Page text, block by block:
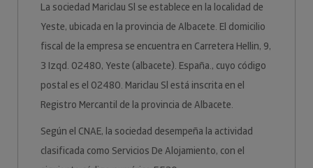
La sociedad Mariclau Sl se establece en la localidad de
Yeste, ubicada en la provincia de Albacete. El domicilio
fiscal de la empresa se encuentra en Carretera Hellin, 9,
3 Izqd. 02480, Yeste (albacete). España., cuyo código
postal es el 02480. Mariclau Sl está inscrita en el
Registro Mercantil de la provincia de Albacete.
Según el CNAE, la sociedad desempeña la actividad
clasificada como Servicios De Alojamiento, con el